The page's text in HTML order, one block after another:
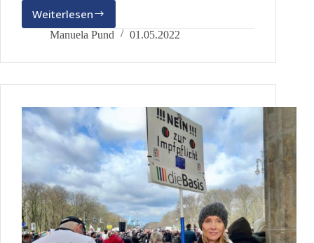
WeiterlesenVortragsabende
–
Landesverband
Manuela Pund 01.05.2022